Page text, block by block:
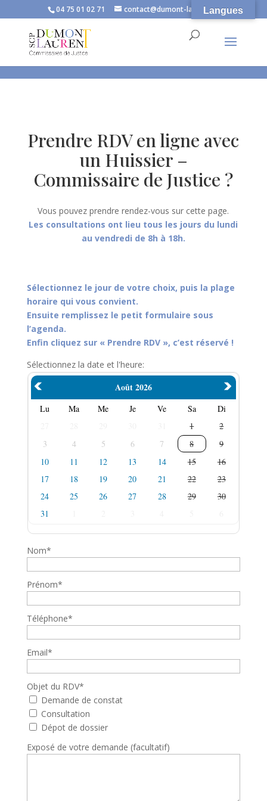
04 75 01 02 71 contact@dumont-laurent.fr
Prendre RDV en ligne avec
un Huissier –
Commissaire de Justice ?
Vous pouvez prendre rendez-vous sur cette page.
Les consultations ont lieu tous les jours du lundi
au vendredi de 8h à 18h.
Sélectionnez le jour de votre choix, puis la plage
horaire qui vous convient.
Ensuite remplissez le petit formulaire sous
l’agenda.
Enfin cliquez sur « Prendre RDV », c’est réservé !
Sélectionnez la date et l'heure:
Août 2026
Lu Ma Me Je Ve Sa
Di
1
2
3
4 5 6 7 8
9
10
11 12 13 14 15
16
17
18 19 20 21 22
23
24
25 26 27 28 29
30
31
Nom*
Prénom*
Téléphone*
Email*
Objet du RDV*
Demande de constat
Consultation
Dépot de dossier
Exposé de votre demande (facultatif)
Langues